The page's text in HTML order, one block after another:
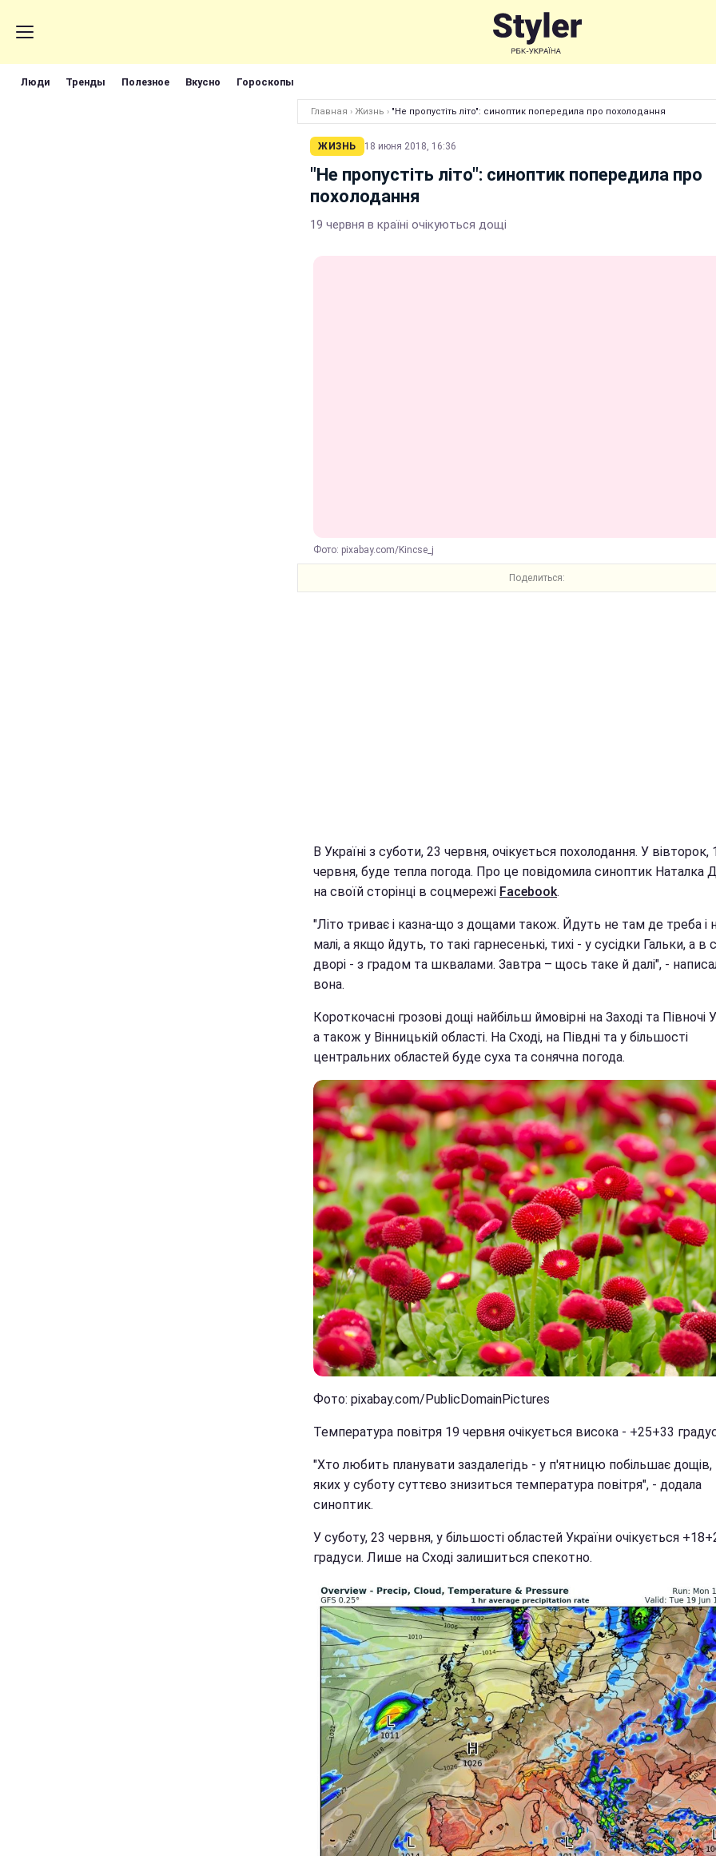
Люди Тренды Полезное Вкусно Гороскопы
Главная › Жизнь › "Не пропустіть літо": синоптик попередила про похолодання
ЖИЗНЬ 18 июня 2018, 16:36
"Не пропустіть літо": синоптик попередила про
похолодання
19 червня в країні очікуються дощі
Фото: pixabay.com/Kincse_j
Поделиться:
В Україні з суботи, 23 червня, очікується похолодання. У вівторок,
червня, буде тепла погода. Про це повідомила синоптик Наталка
на своїй сторінці в соцмережі Facebook.
"Літо триває і казна-що з дощами також. Йдуть не там де треба і
малі, а якщо йдуть, то такі гарнесенькі, тихі - у сусідки Гальки, а в
дворі - з градом та шквалами. Завтра – щось таке й далі", -
вона.
Короткочасні грозові дощі найбільш ймовірні на Заході та Півночі
а також у Вінницькій області. На Сході, на Півдні та у більшості
центральних областей буде суха та сонячна погода.
Фото: pixabay.com/PublicDomainPictures
Температура повітря 19 червня очікується висока - +25+33
"Хто любить планувати заздалегідь - у п'ятницю побільшає дощів,
яких у суботу суттєво знизиться температура повітря", - додала
синоптик.
У суботу, 23 червня, у більшості областей України очікується
градуси. Лише на Сході залишиться спекотно.